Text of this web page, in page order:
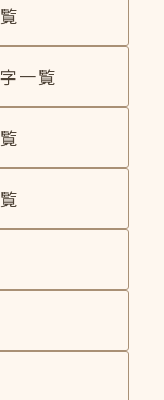
一覧